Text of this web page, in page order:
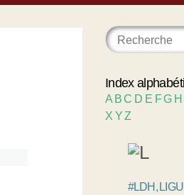
Index
A BC D E FG H
X YZ
#LDH,